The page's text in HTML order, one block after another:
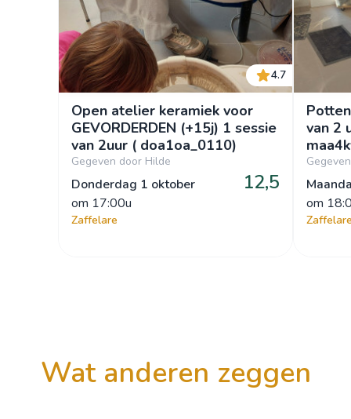
4.7
Open atelier keramiek voor
GEVORDERDEN (+15j) 1 sessie
van 2uur ( doa1oa_0110)
Gegeven door Hilde
Donderdag 1 oktober
om 17:00u
12,5
Zaffelare
van 2
om
wat anderen zeggen